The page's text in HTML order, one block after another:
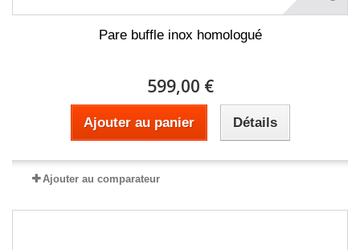
Pare buffle inox homologué
599,00 €
Ajouter au panier Détails
Ajouter au comparateur